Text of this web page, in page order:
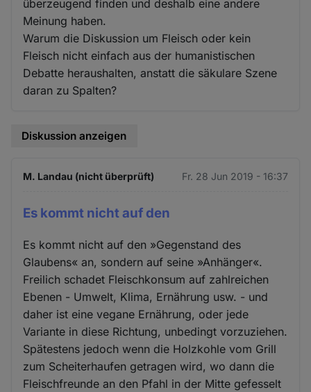
überzeugend finden und deshalb eine andere
Meinung haben.
Warum die Diskussion um Fleisch oder kein
Fleisch nicht einfach aus der humanistischen
Debatte heraushalten, anstatt die säkulare Szene
daran zu Spalten?
Diskussion anzeigen
M. Landau (nicht überprüft) Fr. 28 Jun 2019 - 16:37
Es kommt nicht auf den
Es kommt nicht auf den »Gegenstand des
Glaubens« an, sondern auf seine »Anhänger«.
Freilich schadet Fleischkonsum auf zahlreichen
Ebenen - Umwelt, Klima, Ernährung usw. - und
daher ist eine vegane Ernährung, oder jede
Variante in diese Richtung, unbedingt vorzuziehen.
Spätestens jedoch wenn die Holzkohle vom Grill
zum Scheiterhaufen getragen wird, wo dann die
Fleischfreunde an den Pfahl in der Mitte gefesselt